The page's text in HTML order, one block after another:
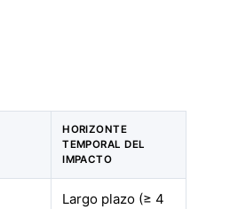
HORIZONTE
TEMPORAL DEL
IMPACTO
Largo plazo (≥ 4